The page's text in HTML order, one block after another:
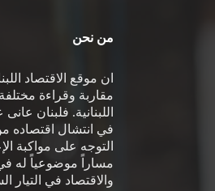
من نحن
ان موقع الاقتصاد
مقاربة وقراءة
اللبنانية. فلبنان
في انتشال اقتصاده
التوجه على مواكبة
مساراً موضوعياً له